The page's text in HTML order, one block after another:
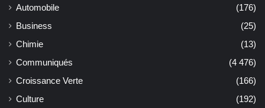
Automobile
(176)
Business
(25)
Chimie
(13)
Communiqués
(4 476)
Croissance Verte
(166)
Culture
(192)